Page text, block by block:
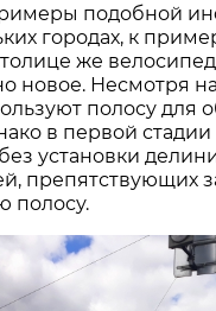
подобной
городах, к
же
новое. Несмотря
полосу для
в первой стадии
установки
препятствующих
полосу.